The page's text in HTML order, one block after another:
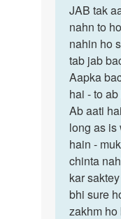
to
muje
5
year
se
hsv
2
ha
me…
by
n.k.
JAB
tak
aapki
wife
ko…
JAB tak
nahn to
nahin ho
tab jab
Aapka
hai - to
Ab aati
long as is
hain -
chinta
kar
bhi sure
zakhm